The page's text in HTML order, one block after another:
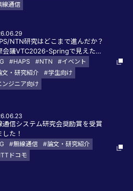
線通信
NTN研究はどこまで進んだか？
会議VTC2026-Springで見えた最
向と干渉制御の論点
#HAPS #NTN
#イベント
文・研究紹介
#学生向け
ンジニア向け
通信システム研究会奨励賞を受賞
した！
#無線通信
#論文・研究紹介
ドコモ